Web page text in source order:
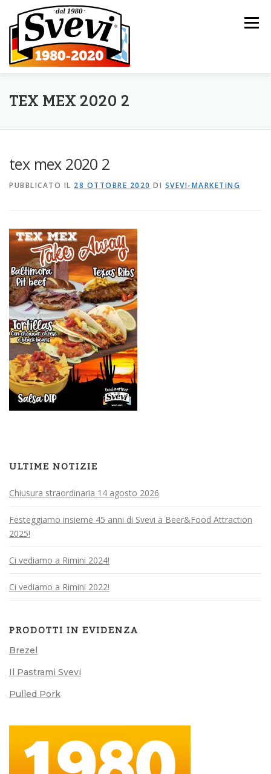
Passa al contenuto
Menu
HOME L’AZIENDA
TEX MEX 2020 2
tex mex 2020 2
PUBBLICATO IL 28 OTTOBRE 2020 DI SVEVI-MARKETING
ULTIME NOTIZIE
Chiusura straordinaria 14 agosto 2026
Festeggiamo insieme 45 anni di Svevi a Beer&Food Attraction
2025!
Ci vediamo a Rimini 2024!
Ci vediamo a Rimini 2022!
PRODOTTI IN EVIDENZA
Brezel
Il Pastrami Svevi
Pulled Pork